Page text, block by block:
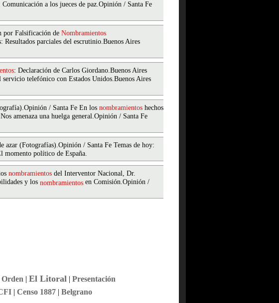
a los jueces de paz.Opinión / Santa Fe
por Falsificación de Nombramientos
parciales del escrutinio.Buenos Aires
: Declaración de Carlos Giordano.Buenos Aires
telefónico con Estados Unidos.Buenos Aires
/ Santa Fe En los nombramientos hechos
amenaza una huelga general.Opinión / Santa Fe
azar (Fotografías).Opinión / Santa Fe Temas de hoy:
momento político de España.
nombramientos del Interventor Nacional, Dr.
y los nombramientos en Comisión.Opinión /
| El Litoral | Presentación
| Censo 1887| Belgrano